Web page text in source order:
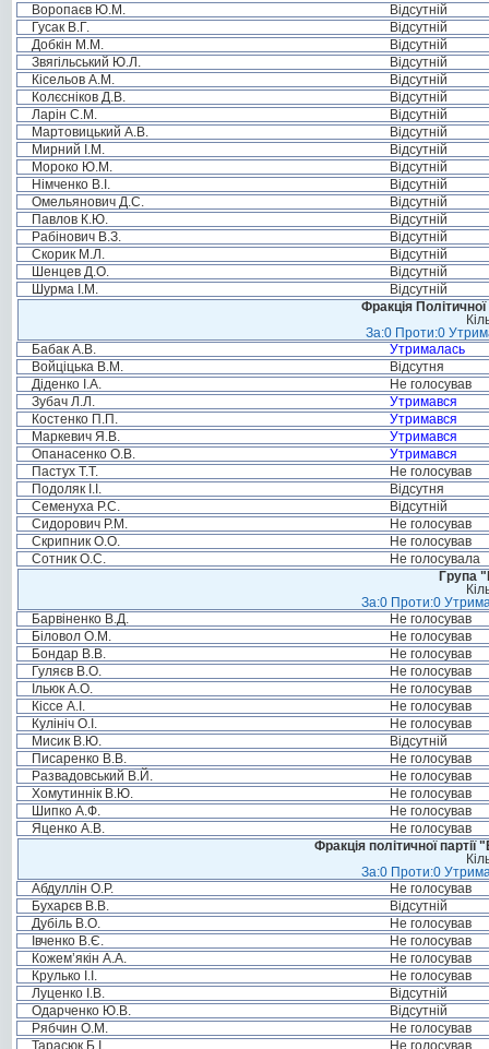
Воропаєв Ю.М.
Відсутній
Гусак В.Г.
Відсутній
Добкін М.М.
Відсутній
Звягільський Ю.Л.
Відсутній
Кісельов А.М.
Відсутній
Колєсніков Д.В.
Відсутній
Ларін С.М.
Відсутній
Мартовицький А.В.
Відсутній
Мирний І.М.
Відсутній
Мороко Ю.М.
Відсутній
Німченко В.І.
Відсутній
Омельянович Д.С.
Відсутній
Павлов К.Ю.
Відсутній
Рабінович В.З.
Відсутній
Скорик М.Л.
Відсутній
Шенцев Д.О.
Відсутній
Шурма І.М.
Відсутній
Фракція
За:0 Проти:0
Бабак А.В.
Утрималась
Войціцька В.М.
Відсутня
Діденко І.А.
Не голосував
Зубач Л.Л.
Утримався
Костенко П.П.
Утримався
Маркевич Я.В.
Утримався
Опанасенко О.В.
Утримався
Пастух Т.Т.
Не голосував
Подоляк І.І.
Відсутня
Семенуха Р.С.
Відсутній
Сидорович Р.М.
Не голосував
Скрипник О.О.
Не голосував
Сотник О.С.
Не голосувала
Група
За:0 Проти:0
Барвіненко В.Д.
Не голосував
Біловол О.М.
Не голосував
Бондар В.В.
Не голосував
Гуляєв В.О.
Не голосував
Ільюк А.О.
Не голосував
Кіссе А.І.
Не голосував
Кулініч О.І.
Не голосував
Мисик В.Ю.
Відсутній
Писаренко В.В.
Не голосував
Развадовський В.Й.
Не голосував
Хомутиннік В.Ю.
Не голосував
Шипко А.Ф.
Не голосував
Яценко А.В.
Не голосував
Фракція політичної
За:0 Проти:0
Абдуллін О.Р.
Не голосував
Бухарєв В.В.
Відсутній
Дубіль В.О.
Не голосував
Івченко В.Є.
Не голосував
Кожем’якін А.А.
Не голосував
Крулько І.І.
Не голосував
Луценко І.В.
Відсутній
Одарченко Ю.В.
Відсутній
Рябчин О.М.
Не голосував
Тарасюк Б.І.
Не голосував